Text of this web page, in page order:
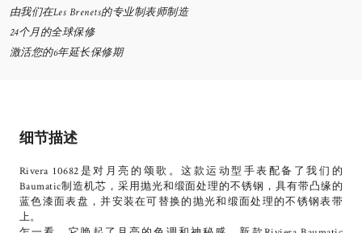
由我们在Les Brenets的专业制表师制造
24个月的全球保修
激活您的6年延长保修期
细节描述
Rivera 10682是对月亮的颂歌。这款运动型手表配备了我们的
Baumatic制造机芯，采用抛光和缎面处理的不锈钢，具有带凸缘的
蓝色漆面表盘，并安装在可替换的抛光和缎面处理的不锈钢表带
上。